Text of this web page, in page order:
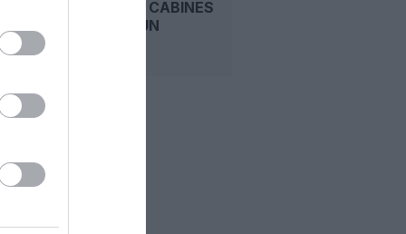
AVEC DES CABINES
NEUVES, UN